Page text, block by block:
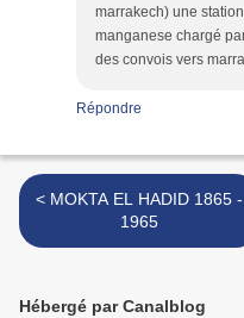
marrakech) une
manganese chargé
des convois vers
Répondre
< MOKTA EL HADID 1865 -
1965
Hébergé par Canalblog